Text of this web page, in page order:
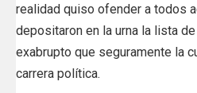
realidad quiso ofender a todos
depositaron en la urna la lista
exabrupto que seguramente la
carrera política.